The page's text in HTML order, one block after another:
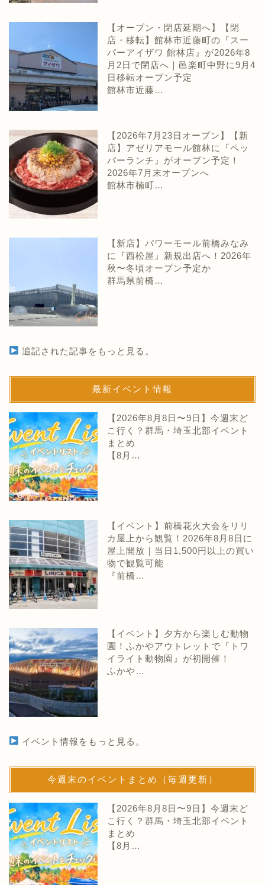
【オープン・閉店延期へ】【閉
店・移転】館林市近藤町の『スー
パーアイザワ 館林店』が2026年8
月2日で閉店へ｜邑楽町中野に9月4
日移転オープン予定
館林市近藤…
【2026年7月23日オープン】【新
店】アゼリアモール館林に『ペッ
パーランチ』がオープン予定！
2026年7月末オープンへ
館林市楠町…
【新店】パワーモール前橋みなみ
に『西松屋』新規出店へ！2026年
秋〜冬頃オープン予定か
群馬県前橋…
追記された記事をもっと見る。
最新イベント情報
【2026年8月8日〜9日】今週末ど
こ行く？群馬・埼玉北部イベント
まとめ
【8月…
【イベント】前橋花火大会をリリ
カ屋上から観覧！2026年8月8日に
屋上開放｜当日1,500円以上の買い
物で観覧可能
『前橋…
【イベント】夕方から楽しむ動物
園！ふかやアウトレットで『トワ
イライト動物園』が初開催！
ふかや…
イベント情報をもっと見る。
今週末のイベントまとめ（毎週更新）
【2026年8月8日〜9日】今週末ど
こ行く？群馬・埼玉北部イベント
まとめ
【8月…